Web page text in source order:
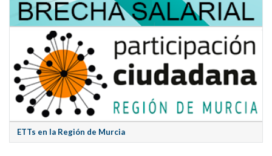
ETTs en la Región de Murcia